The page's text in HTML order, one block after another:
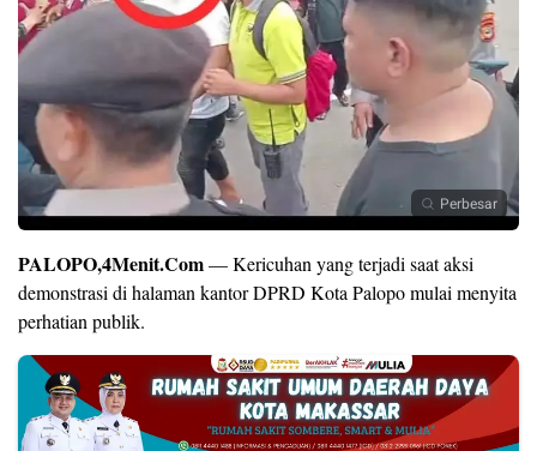
Perbesar
PALOPO,4Menit.Com— Kericuhan yang terjadi saat aksi
demonstrasi di halaman kantor DPRD Kota Palopo mulai menyita
perhatian publik.